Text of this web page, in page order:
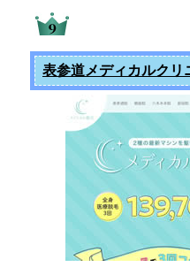
表参道メディカルクリ